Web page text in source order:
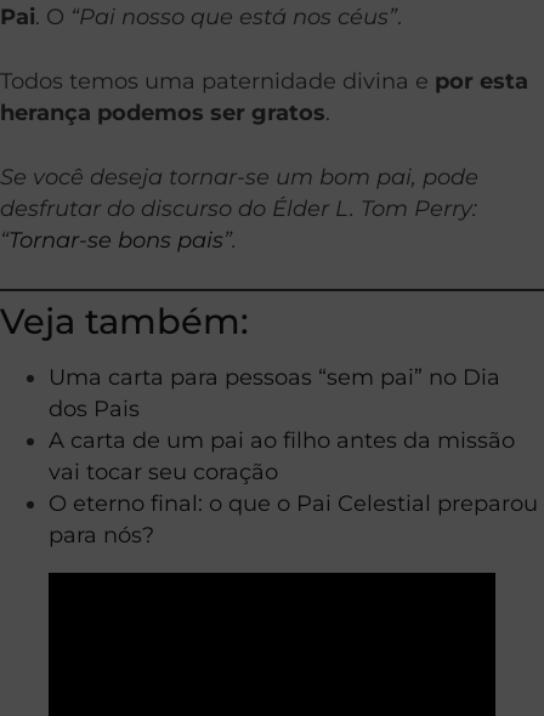
Pai. O “Pai nosso que está nos céus”.
Todos temos uma paternidade divina e por esta
herança podemos ser gratos.
Se você deseja tornar-se um bom pai, pode
desfrutar do discurso do Élder L. Tom Perry:
“Tornar-se bons pais”.
Veja também:
Uma carta para pessoas “sem pai” no Dia
dos Pais
A carta de um pai ao filho antes da missão
vai tocar seu coração
O eterno final: o que o Pai Celestial preparou
para nós?